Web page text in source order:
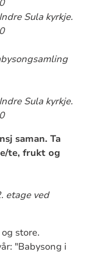
Sula kyrkje.
Sula kyrkje.
saman. Ta
te, frukt og
etage ved
store.
"Babysong i